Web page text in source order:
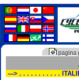
pagina
---> . . . . . . . . . . .